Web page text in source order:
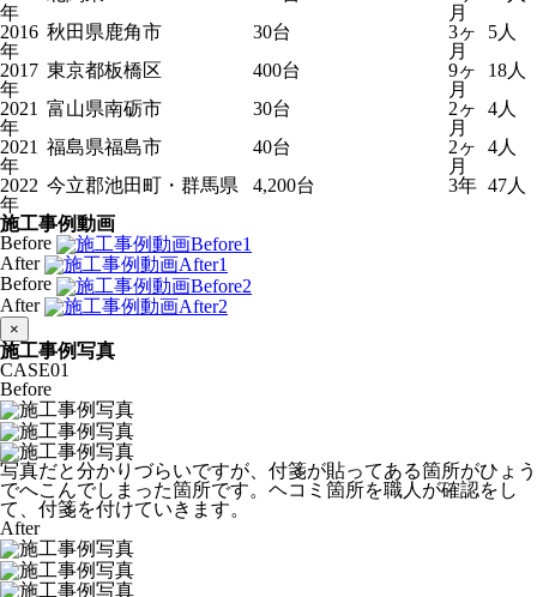
年
月
2016
年
秋田県鹿角市 30台
3ヶ
月
5人
2017
年
東京都板橋区 400台
9ヶ
月
18人
2021
年
富山県南砺市 30台
2ヶ
月
4人
2021
年
福島県福島市 40台
2ヶ
月
4人
2022
年
今立郡池田町・群馬県 4,200台 3年 47人
施工事例動画
Before
After
Before
After
×
施工事例写真
CASE01
Before
写真だと分かりづらいですが、付箋が貼ってある箇所がひょう
でへこんでしまった箇所です。ヘコミ箇所を職人が確認をし
て、付箋を付けていきます。
After